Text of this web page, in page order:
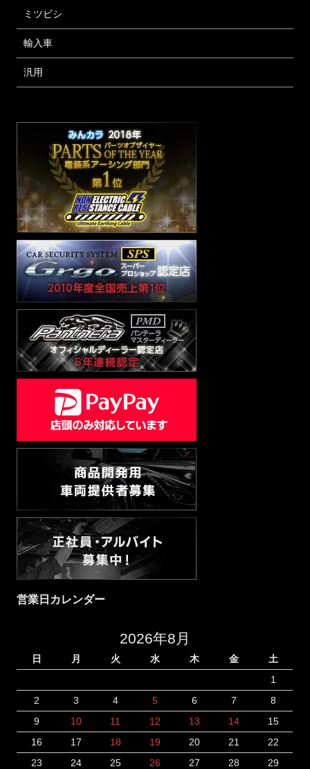
ミツビシ
輸入車
汎用
営業日カレンダー
2026年8月
日 月 火 水 木 金
土
1
2
3 4 5 6 7
8
9
10 11 12 13 14
15
16
17 18 19 20 21
22
23
24 25 26 27 28
29